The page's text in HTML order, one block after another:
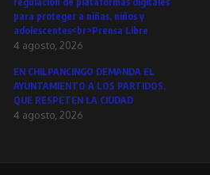
para proteger a niñas, niños y
adolescentes<br>Prensa Libre
4 agosto, 2026
EN CHILPANCINGO DEMANDA EL
AYUNTAMIENTO A LOS PARTIDOS,
QUE RESPETEN LA CIUDAD
4 agosto, 2026